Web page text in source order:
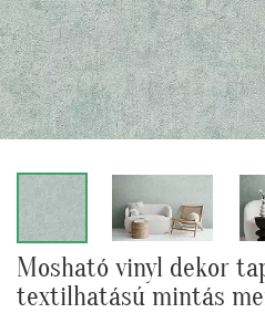
Mosható vinyl dekor
textilhatású mintás